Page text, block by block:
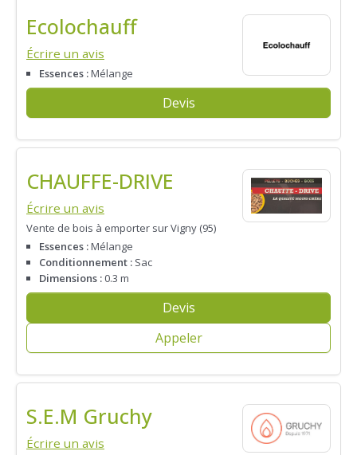
Ecolochauff
Écrire un avis
Essences :Mélange
Devis
CHAUFFE-DRIVE
Écrire un avis
Vente de bois à emporter sur Vigny (95)
Essences :Mélange
Conditionnement : Sac
Dimensions : 0.3 m
Devis
Appeler
S.E.M Gruchy
Écrire un avis